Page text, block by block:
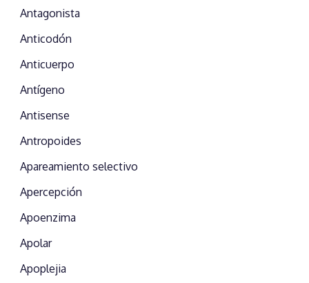
Antagonista
Anticodón
Anticuerpo
Antígeno
Antisense
Antropoides
Apareamiento selectivo
Apercepción
Apoenzima
Apolar
Apoplejia